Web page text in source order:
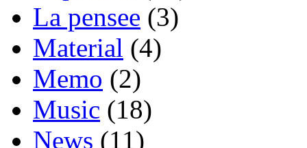
La pensee (3)
Material (4)
Memo (2)
Music (18)
News (11)